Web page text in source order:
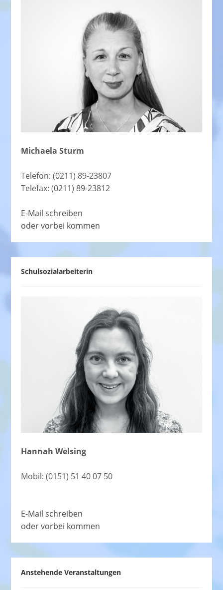
Michaela Sturm
Telefon: (0211) 89-23807
Telefax: (0211) 89-23812
E-Mail schreiben
oder vorbei kommen
Schulsozialarbeiterin
Hannah Welsing
Mobil: (0151) 51 40 07 50
E-Mail schreiben
oder vorbei kommen
Anstehende Veranstaltungen